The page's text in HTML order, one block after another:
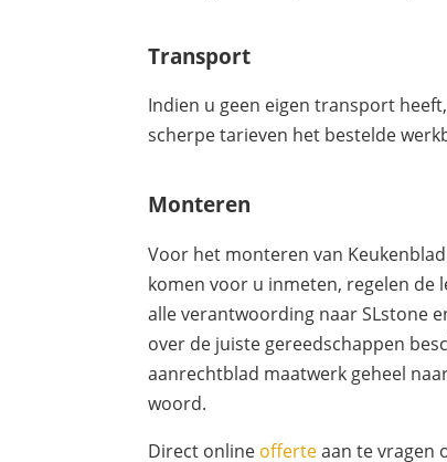
Transport
Indien u geen eigen transport
scherpe tarieven het bestelde
Monteren
Voor het monteren van
komen voor u inmeten, regelen de
alle verantwoording naar SLstone
over de juiste gereedschappen
aanrechtblad maatwerk geheel
woord.
Direct online offerteaan te vragen